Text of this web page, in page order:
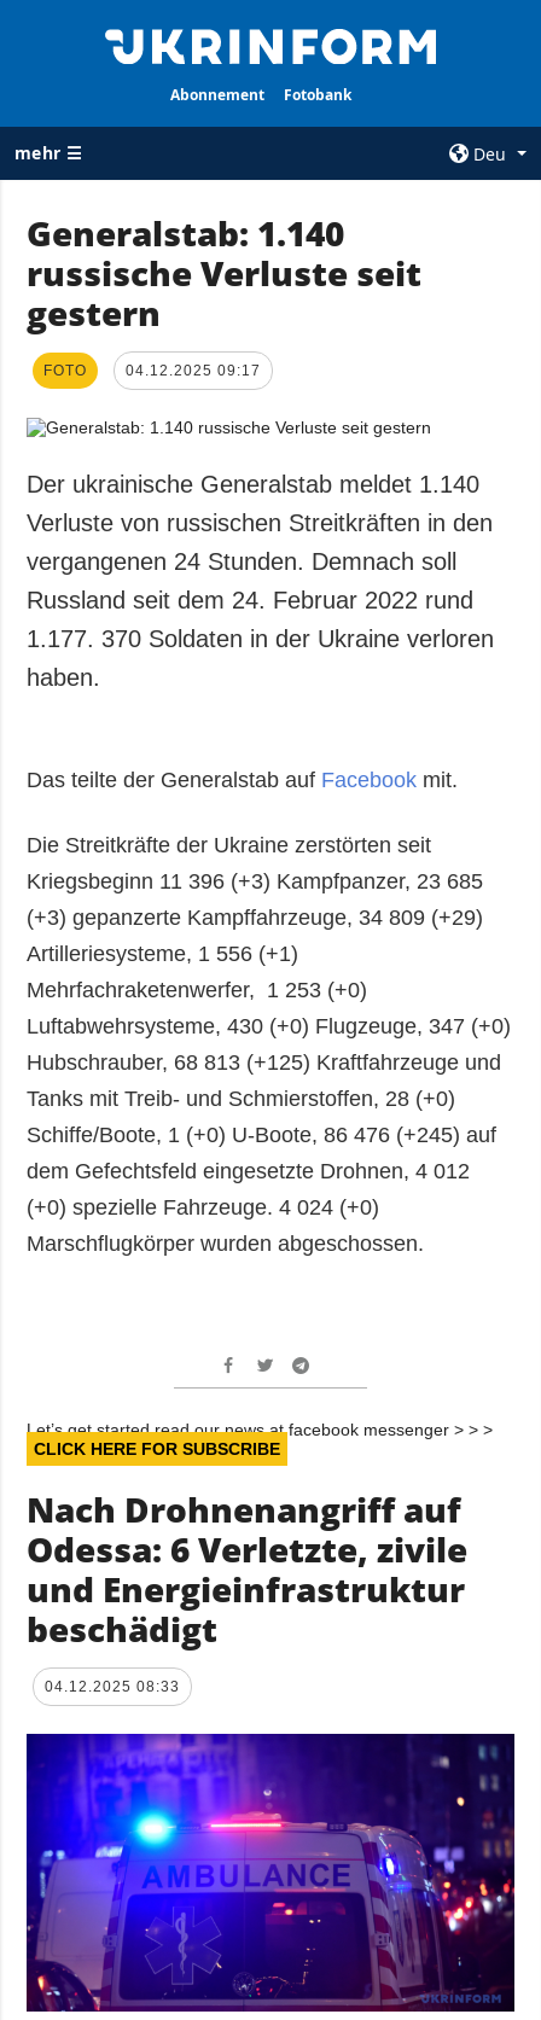
Abonnement Fotobank
mehr ☰
Deu
ALLE
RUBRIKEN
Krieg
Wiederaufbau
Politik
Wirtschaft
Militär
Gesellschaft und
Kultur
AGENTUR
Politik zur
und zum Schutz
personenbezogener
Daten
ZUSÄTZLICH
Interview
Fotos
Video
LEISTUNGEN
Fotobank
Generalstab: 1.140
russische Verluste seit
gestern
FOTO 04.12.2025 09:17
Der ukrainische Generalstab meldet 1.140
Verluste von russischen Streitkräften in den
vergangenen 24 Stunden. Demnach soll
Russland seit dem 24. Februar 2022 rund
1.177. 370 Soldaten in der Ukraine verloren
haben.
Das teilte der Generalstab auf Facebook mit.
Die Streitkräfte der Ukraine zerstörten seit
Kriegsbeginn 11 396 (+3) Kampfpanzer, 23 685
(+3) gepanzerte Kampffahrzeuge, 34 809 (+29)
Artilleriesysteme, 1 556 (+1)
Mehrfachraketenwerfer, 1 253 (+0)
Luftabwehrsysteme, 430 (+0) Flugzeuge, 347 (+0)
Hubschrauber, 68 813 (+125) Kraftfahrzeuge und
Tanks mit Treib- und Schmierstoffen, 28 (+0)
Schiffe/Boote, 1 (+0) U-Boote, 86 476 (+245) auf
dem Gefechtsfeld eingesetzte Drohnen, 4 012
(+0) spezielle Fahrzeuge. 4 024 (+0)
Marschflugkörper wurden abgeschossen.
Let’s get started read our news at facebook messenger > > >
CLICK HERE FOR SUBSCRIBE
Nach Drohnenangriff auf
Odessa: 6 Verletzte, zivile
und Energieinfrastruktur
beschädigt
04.12.2025 08:33